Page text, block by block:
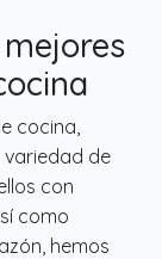
cocina,
variedad de
con
como
hemos